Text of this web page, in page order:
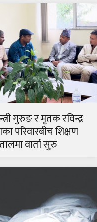
गुरुङ र मृतक रविन्द्र
परिवारबीच शिक्षण
वार्ता सुरु